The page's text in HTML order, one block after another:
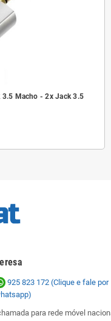
Macho - 2x Jack 3.5
925 823 172 (Clique e fale por
para rede móvel